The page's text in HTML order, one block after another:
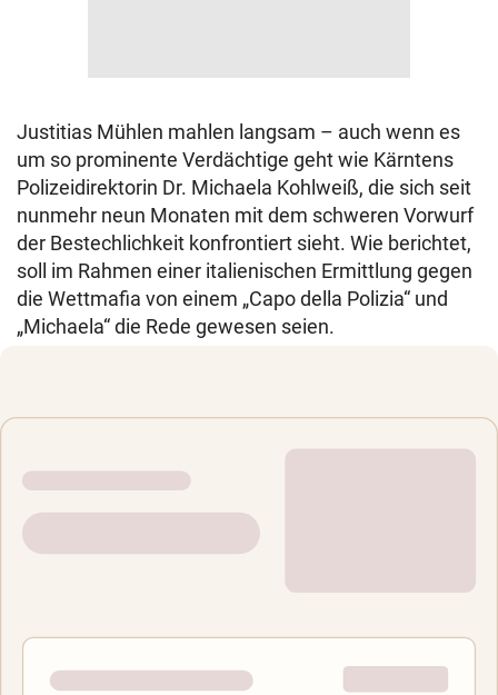
Justitias Mühlen mahlen langsam – auch wenn es
um so prominente Verdächtige geht wie Kärntens
Polizeidirektorin Dr. Michaela Kohlweiß, die sich seit
nunmehr neun Monaten mit dem schweren Vorwurf
der Bestechlichkeit konfrontiert sieht. Wie berichtet,
soll im Rahmen einer italienischen Ermittlung gegen
die Wettmafia von einem „Capo della Polizia“ und
„Michaela“ die Rede gewesen seien.